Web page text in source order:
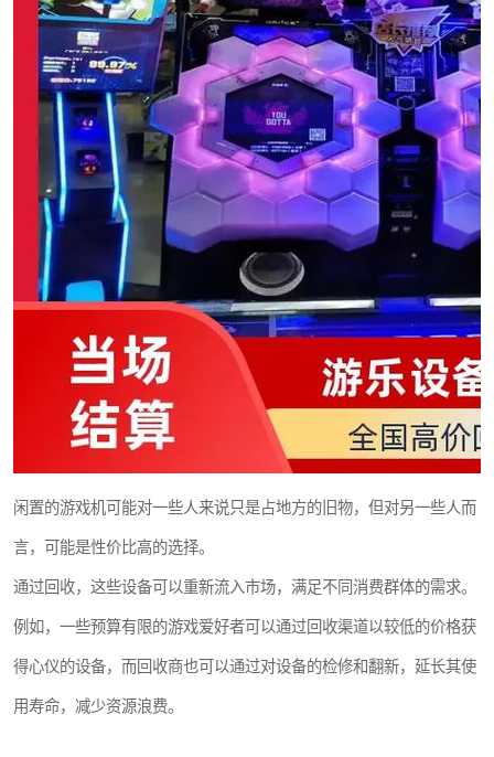
闲置的游戏机可能对一些人来说只是占地方的旧物，但对另一些人而
言，可能是性价比高的选择。
通过回收，这些设备可以重新流入市场，满足不同消费群体的需求。
例如，一些预算有限的游戏爱好者可以通过回收渠道以较低的价格获
得心仪的设备，而回收商也可以通过对设备的检修和翻新，延长其使
用寿命，减少资源浪费。